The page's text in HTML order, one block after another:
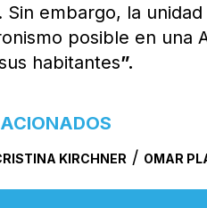
Sin embargo, la
posible en una
habitantes”.
KIRCHNER / OMAR